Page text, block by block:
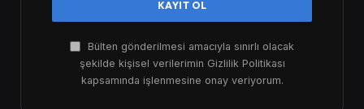
Bülten gönderilmesi amacıyla sınırlı olacak
şekilde kişisel verilerimin Gizlilik Politikası
kapsamında işlenmesine onay veriyorum.